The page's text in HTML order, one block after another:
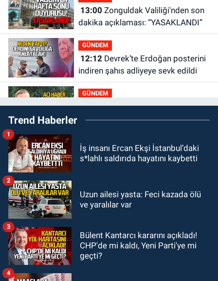
13:00
dakika açıklaması: “YASAKLANDI”
GÜNDEM
12:12Devrek’te Erdoğan posterini
indiren şahıs adliyeye sevk edildi
GÜNDEM
11:509 yaşındaki Burak
Keskintığ’dan acı haber
11:19Zonguldak’ta bir öğrencinin
yeni eğitim yılına başlama maliyeti
11:13Şaşırtmadı... Akaryakıta bir
GÜNDEM
11:00Belediye duyurdu! Yüzme
yarışması ertelendi
Trend Haberler
İş insanı Ercan Ekşi İstanbul’daki
s*lahlı saldırıda hayatını kaybetti
1
Uzun ailesi yasta: Feci kazada ölü
ve yaralılar var
2
Bülent Kantarcı kararını açıkladı!
CHP'de mi kaldı, Yeni Parti'ye mi
geçti?
3
4